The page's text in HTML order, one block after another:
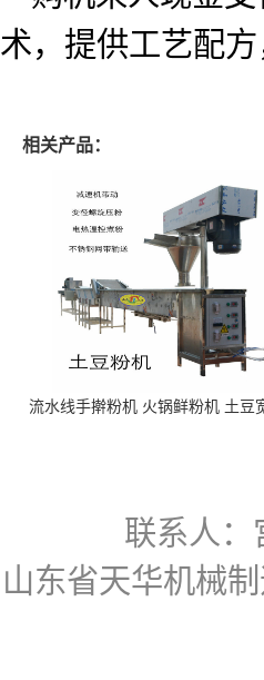
术，提供工艺配
相关产品：
流水线手擀粉机 火锅鲜粉机 土豆
联系人
山东省天华机械